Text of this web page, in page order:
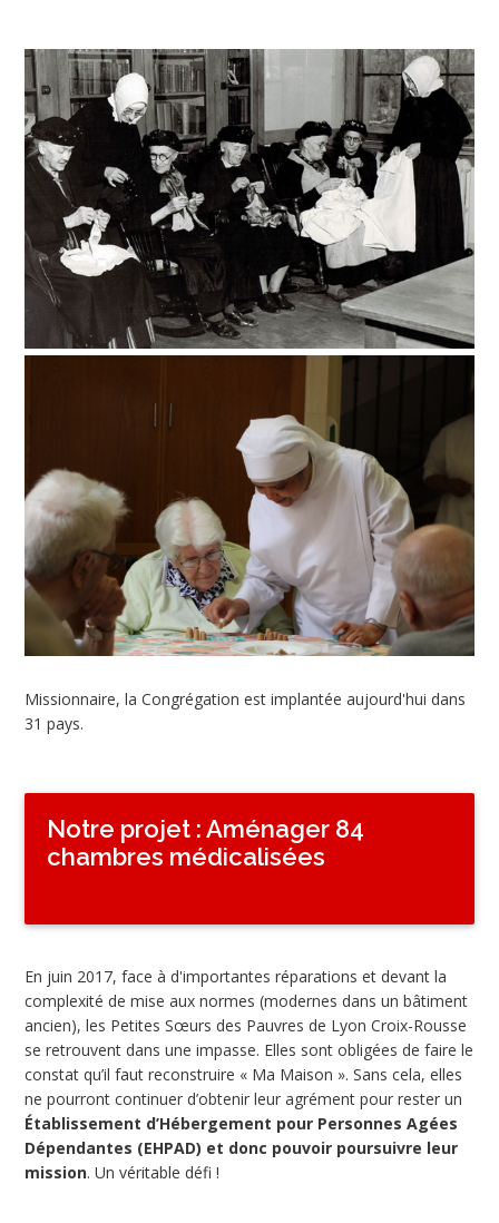
Missionnaire, la Congrégation est implantée aujourd'hui dans
31 pays.
Notre projet : Aménager 84
chambres médicalisées
En juin 2017, face à d'importantes réparations et devant la
complexité de mise aux normes (modernes dans un bâtiment
ancien), les Petites Sœurs des Pauvres de Lyon Croix-Rousse
se retrouvent dans une impasse. Elles sont obligées de faire le
constat qu’il faut reconstruire « Ma Maison ». Sans cela, elles
ne pourront continuer d’obtenir leur agrément pour rester un
Établissement d’Hébergement pour Personnes Agées
Dépendantes (EHPAD) et donc pouvoir poursuivre leur
mission. Un véritable défi !